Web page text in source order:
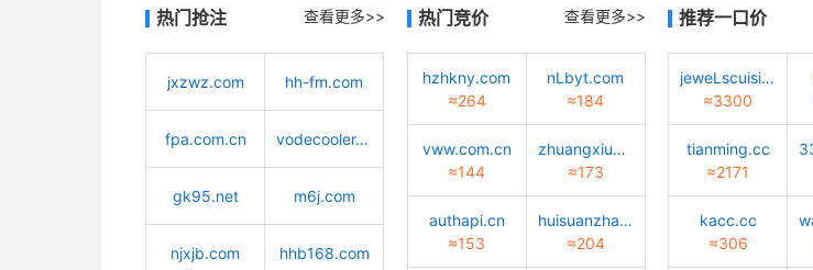
热门抢注 查看更多>>
jxzwz.com hh-fm.com
fpa.com.cn vodecooler.cn
gk95.net m6j.com
njxjb.com hhb168.com
热门竞价 查看更多>>
hzhkny.com
≈264
nLbyt.com
≈184
vww.com.cn
≈144
zhuangxiu9.com
≈173
authapi.cn
≈153
huisuanzhang.sd.cn
≈204
推荐一口价
jeweLscuisine.com
≈3300
tianming.cc
≈2171
kacc.cc
≈306